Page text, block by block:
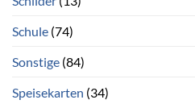
Schule (74)
Sonstige (84)
Speisekarten (34)